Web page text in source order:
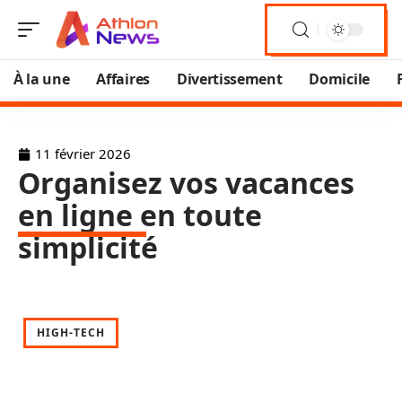
À la une Affaires Divertissement Domicile
11 février 2026
Organisez vos vacances
en ligne en toute
simplicité
HIGH-TECH